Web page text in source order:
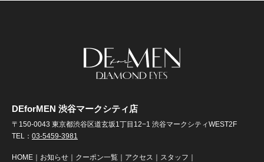
DEforMEN 渋谷マークシティ店
〒150-0043 東京都渋谷区道玄坂1丁目12−1 渋谷マークシティWEST2F
TEL： 03-5459-3981
HOME ｜ お知らせ ｜ クーポン一覧 ｜ アクセス ｜ スタッフ ｜